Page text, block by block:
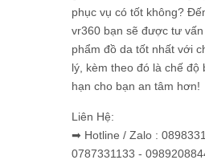
phục vụ có tốt không?
vr360 bạn sẽ được tư
phẩm đồ da tốt nhất với
lý, kèm theo đó là chế độ
hạn cho bạn an tâm hơn!
Liên Hệ:
➡ Hotline / Zalo :
0787331133 -